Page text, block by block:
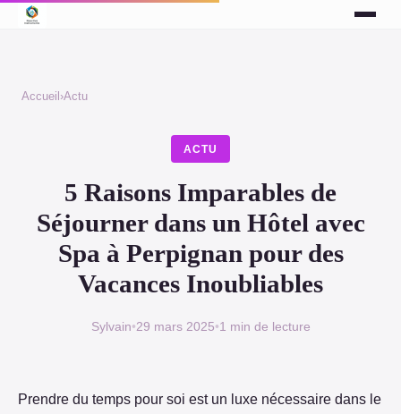
Accueil ›Actu
ACTU
5 Raisons Imparables de
Séjourner dans un Hôtel avec
Spa à Perpignan pour des
Vacances Inoubliables
Sylvain•29 mars 2025•1 min de lecture
Prendre du temps pour soi est un luxe nécessaire dans le